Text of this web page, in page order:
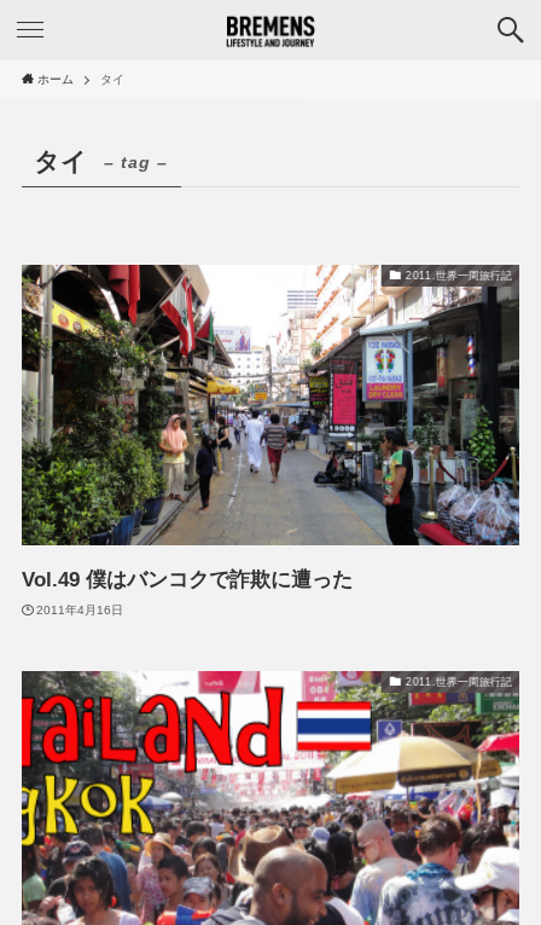
ホーム タイ
タイ – tag –
2011.世界一周旅行記
Vol.49 僕はバンコクで詐欺に遭った
2011年4月16日
2011.世界一周旅行記